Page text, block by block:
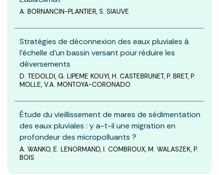
A. BORNANCIN-PLANTIER, S. SIAUVE
Stratégies de déconnexion des eaux pluviales à
l’échelle d’un bassin versant pour réduire les
déversements
D. TEDOLDI, G. LIPEME KOUYI, H. CASTEBRUNET, P. BRET, P.
MOLLE, V.A. MONTOYA-CORONADO
Étude du vieillissement de mares de sédimentation
des eaux pluviales : y a-t-il une migration en
profondeur des micropolluants ?
A. WANKO, E. LENORMAND, I. COMBROUX, M. WALASZEK, P.
BOIS